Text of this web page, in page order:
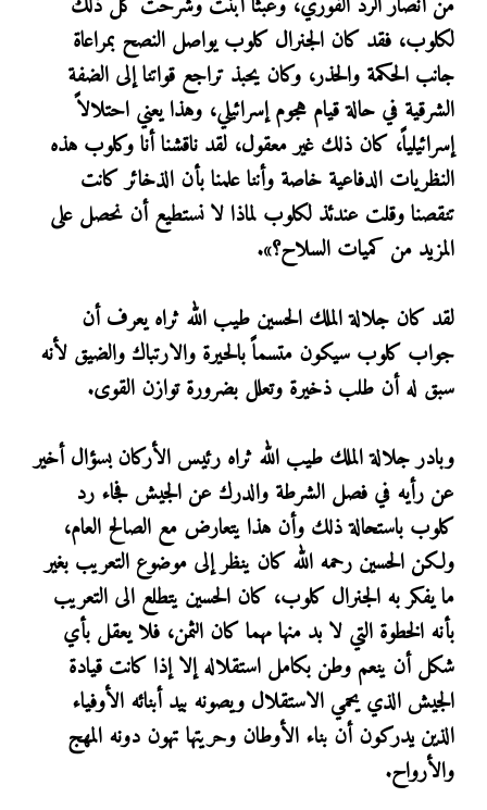
لكلوب، فقد كان الجنرال كلوب يواصل النصح بمراعاة
جانب الحكمة والحذر، وكان يحبذ تراجع قواتنا إلى الضفة
الشرقية في حالة قيام هجوم إسرائيلي، وهذا يعني احتلالاً
إسرائيلياً، كان ذلك غير معقول، لقد ناقشنا أنا وكلوب هذه
النظريات الدفاعية خاصة وأننا علمنا بأن الذخائر كانت
تنقصنا وقلت عندئذ لكلوب لماذا لا نستطيع أن نحصل على
المزيد من كميات السلاح؟».
لقد كان جلالة الملك الحسين طيب الله ثراه يعرف أن
جواب كلوب سيكون متسماً بالحيرة والارتباك والضيق لأنه
سبق له أن طلب ذخيرة وتعلل بضرورة توازن القوى.
وبادر جلالة الملك طيب الله ثراه رئيس الأركان بسؤال أخير
عن رأيه في فصل الشرطة والدرك عن الجيش فجاء رد
كلوب باستحالة ذلك وأن هذا يتعارض مع الصالح العام،
ولكن الحسين رحمه الله كان ينظر إلى موضوع التعريب بغير
ما يفكر به الجنرال كلوب، كان الحسين يتطلع الى التعريب
بأنه الخطوة التي لا بد منها مهما كان الثمن، فلا يعقل بأي
شكل أن ينعم وطن بكامل استقلاله إلا إذا كانت قيادة
الجيش الذي يحمي الاستقلال ويصونه بيد أبنائه الأوفياء
الذين يدركون أن بناء الأوطان وحريتها تهون دونه المهج
والأرواح.